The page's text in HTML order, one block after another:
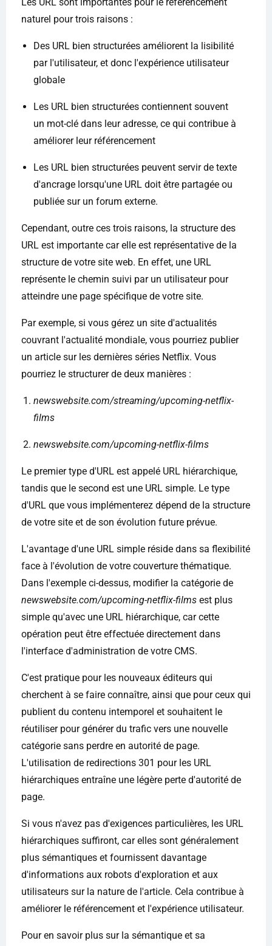
naturel pour trois raisons :
Des URL bien structurées améliorent la lisibilité
par l'utilisateur, et donc l'expérience utilisateur
globale
Les URL bien structurées contiennent souvent
un mot-clé dans leur adresse, ce qui contribue à
améliorer leur référencement
Les URL bien structurées peuvent servir de texte
d'ancrage lorsqu'une URL doit être partagée ou
publiée sur un forum externe.
Cependant, outre ces trois raisons, la structure des
URL est importante car elle est représentative de la
structure de votre site web. En effet, une URL
représente le chemin suivi par un utilisateur pour
atteindre une page spécifique de votre site.
Par exemple, si vous gérez un site d'actualités
couvrant l'actualité mondiale, vous pourriez publier
un article sur les dernières séries Netflix. Vous
pourriez le structurer de deux manières :
newswebsite.com/streaming/upcoming-netflix-
films
newswebsite.com/upcoming-netflix-films
Le premier type d'URL est appelé URL hiérarchique,
tandis que le second est une URL simple. Le type
d'URL que vous implémenterez dépend de la structure
de votre site et de son évolution future prévue.
L'avantage d'une URL simple réside dans sa flexibilité
face à l'évolution de votre couverture thématique.
Dans l'exemple ci-dessus, modifier la catégorie de
newswebsite.com/upcoming-netflix-films est plus
simple qu'avec une URL hiérarchique, car cette
opération peut être effectuée directement dans
l'interface d'administration de votre CMS.
C'est pratique pour les nouveaux éditeurs qui
cherchent à se faire connaître, ainsi que pour ceux qui
publient du contenu intemporel et souhaitent le
réutiliser pour générer du trafic vers une nouvelle
catégorie sans perdre en autorité de page.
L'utilisation de redirections 301 pour les URL
hiérarchiques entraîne une légère perte d'autorité de
page.
Si vous n'avez pas d'exigences particulières, les URL
hiérarchiques suffiront, car elles sont généralement
plus sémantiques et fournissent davantage
d'informations aux robots d'exploration et aux
utilisateurs sur la nature de l'article. Cela contribue à
améliorer le référencement et l'expérience utilisateur.
Pour en savoir plus sur la sémantique et sa